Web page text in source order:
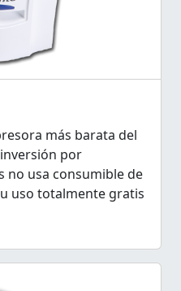
más barata del
por
no usa consumible de
uso totalmente gratis